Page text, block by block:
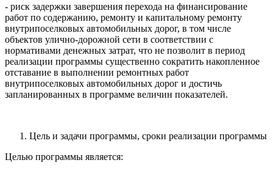
- риск задержки завершения перехода на финансирование
работ по содержанию, ремонту и капитальному ремонту
внутрипоселковых автомобильных дорог, в том числе
объектов улично-дорожной сети в соответствии с
нормативами денежных затрат, что не позволит в период
реализации программы существенно сократить накопленное
отставание в выполнении ремонтных работ
внутрипоселковых автомобильных дорог и достичь
запланированных в программе величин показателей.
Цель и задачи программы, сроки реализации программы
Целью программы является: